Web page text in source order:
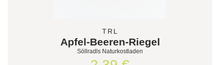
TRL
Apfel-Beeren-Riegel
Söllradls Naturkostladen